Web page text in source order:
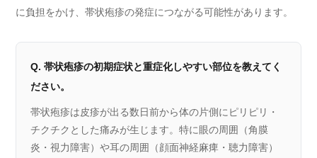
に負担をかけ、帯状疱疹の発症につながる可能性があります。
Q. 帯状疱疹の初期症状と重症化しやすい部位を教えてく
ださい。
帯状疱疹は皮疹が出る数日前から体の片側にピリピリ・
チクチクとした痛みが生じます。特に眼の周囲（角膜
炎・視力障害）や耳の周囲（顔面神経麻痺・聴力障害）